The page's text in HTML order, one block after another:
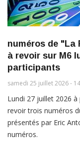
numéros de "La
à revoir sur M6
participants
samedi 25 juillet 2026 -
Lundi 27 juillet 2026
revoir trois numéros
présentés par Eric
numéros.